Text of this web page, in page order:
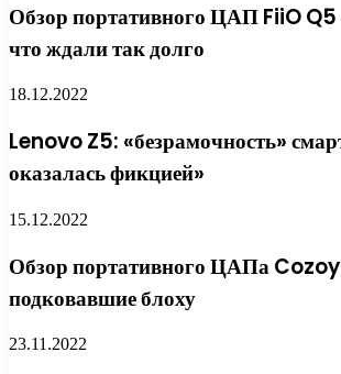
Обзор портативного ЦАП FiiO
что ждали так долго
18.12.2022
Lenovo Z5: «безрамочность»
оказалась фикцией»
15.12.2022
Обзор портативного ЦАПа
подковавшие блоху
23.11.2022